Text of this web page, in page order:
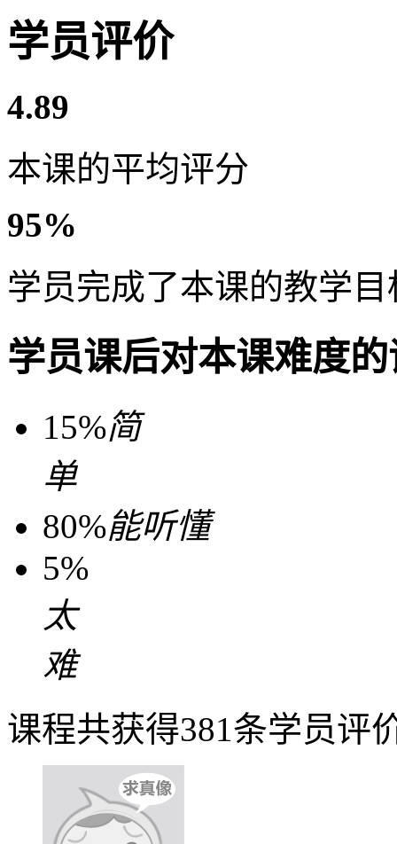
学员评价
4.89
本课的平均评分
95%
学员完成了本课的教学目
学员课后对本课难度
15%简
单
80%能听懂
5%
太
难
课程共获得381条学员评